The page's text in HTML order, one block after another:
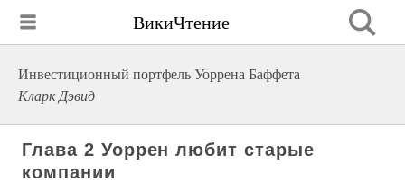
ВикиЧтение
Инвестиционный портфель Уоррена Баффета
Кларк Дэвид
Глава 2 Уоррен любит старые
компании